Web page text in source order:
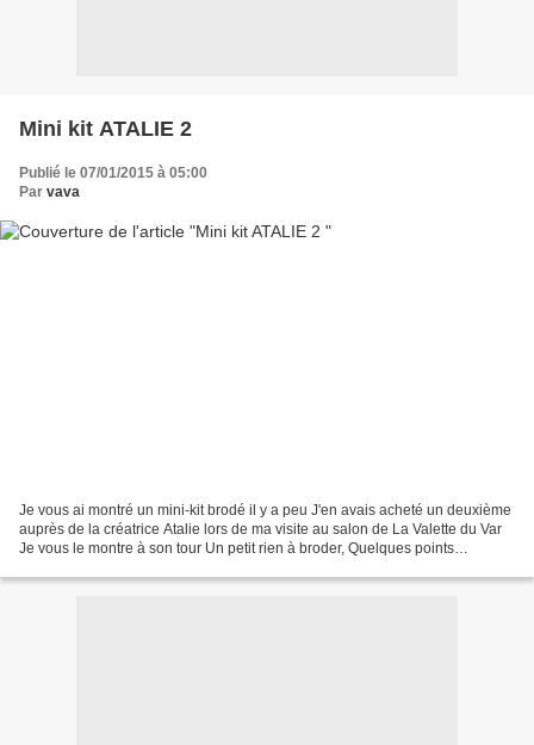
Mini kit ATALIE 2
Publié le 07/01/2015 à 05:00
Par vava
Je vous ai montré un mini-kit brodé il y a peu J'en avais acheté un deuxième
auprès de la créatrice Atalie lors de ma visite au salon de La Valette du Var
Je vous le montre à son tour Un petit rien à broder, Quelques points